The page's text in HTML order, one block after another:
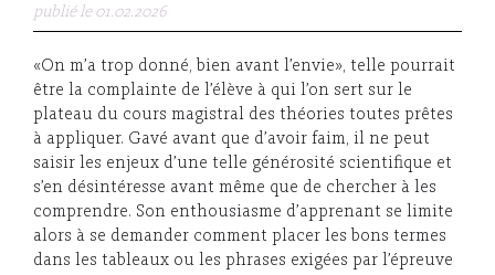
publié le 01.02.2026
«On m’a trop donné, bien avant l’envie», telle pourrait
être la complainte de l’élève à qui l’on sert sur le
plateau du cours magistral des théories toutes prêtes
à appliquer. Gavé avant que d’avoir faim, il ne peut
saisir les enjeux d’une telle générosité scientifique et
s’en désintéresse avant même que de chercher à les
comprendre. Son enthousiasme d’apprenant se limite
alors à se demander comment placer les bons termes
dans les tableaux ou les phrases exigées par l’épreuve